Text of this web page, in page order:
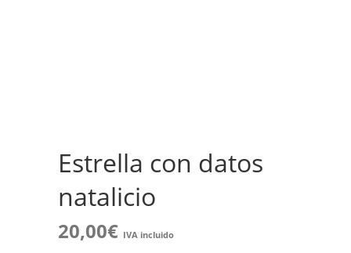
Estrella con datos
natalicio
20,00€ IVA incluido